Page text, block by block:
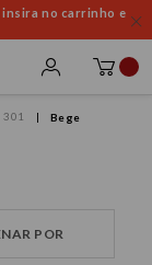
insira no carrinho e
301 Bege
POR